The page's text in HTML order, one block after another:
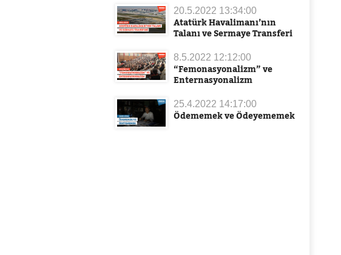
20.5.2022 13:34:00
Atatürk Havalimanı’nın
Talanı ve Sermaye Transferi
8.5.2022 12:12:00
“Femonasyonalizm” ve
Enternasyonalizm
25.4.2022 14:17:00
Ödememek ve Ödeyememek